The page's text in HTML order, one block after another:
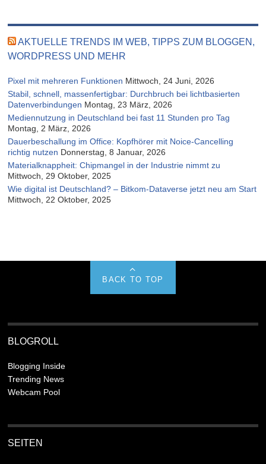
AKTUELLE TRENDS IM WEB, TIPPS ZUM BLOGGEN,
WORDPRESS UND MEHR
Pixel mit mehreren Funktionen Mittwoch, 24 Juni, 2026
Stabil, schnell, massenfertigbar: Durchbruch bei lichtbasierten
Datenverbindungen Montag, 23 März, 2026
Mediennutzung in Deutschland bei fast 11 Stunden pro Tag
Montag, 2 März, 2026
Dauerbeschallung im Office: Kopfhörer mit Noice-Cancelling
richtig nutzen Donnerstag, 8 Januar, 2026
Materialknappheit: Chipmangel in der Industrie nimmt zu
Mittwoch, 29 Oktober, 2025
Wie digital ist Deutschland? – Bitkom-Dataverse jetzt neu am Start
Mittwoch, 22 Oktober, 2025
BACK TO TOP
BLOGROLL
Blogging Inside
Trending News
Webcam Pool
SEITEN